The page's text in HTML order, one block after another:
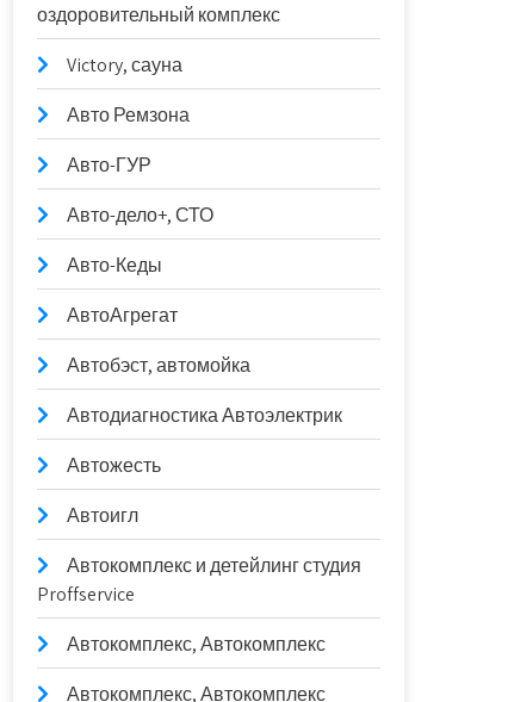
оздоровительный комплекс
Victory, сауна
Авто Ремзона
Авто-ГУР
Авто-дело+, СТО
Авто-Кеды
АвтоАгрегат
Автобэст, автомойка
Автодиагностика Автоэлектрик
Автожесть
Автоигл
Автокомплекс и детейлинг студия
Proffservice
Автокомплекс, Автокомплекс
Автокомплекс, Автокомплекс